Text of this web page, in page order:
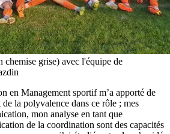
grise) avec l'équipe de
en Management sportif m’a apporté de
la polyvalence dans ce rôle ; mes
mon analyse en tant que
de la coordination sont des capacités